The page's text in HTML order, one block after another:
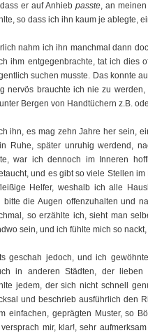
er auf Anhieb passte, an
so dass ich ihn kaum je ablegte,
nahm ich ihn manchmal dann
ihm entgegenbrachte, tat ich dies
suchen musste. Das konnte
nervös brauchte ich nie zu
Bergen von Handtüchern z.B.
ihn, es mag zehn Jahre her sein,
Ruhe, später unruhig werdend,
war ich dennoch im Inneren
und es gibt so viele Stellen
Helfer, weshalb ich alle
bitte die Augen offenzuhalten und
so erzählte ich, sieht man
sein, und ich fühlte mich so
geschah jedoch, und ich
in anderen Städten, der lieben
jedem, der sich nicht schnell
und beschrieb ausführlich den
einfachen, geprägten Muster, so
mir, klar!, sehr